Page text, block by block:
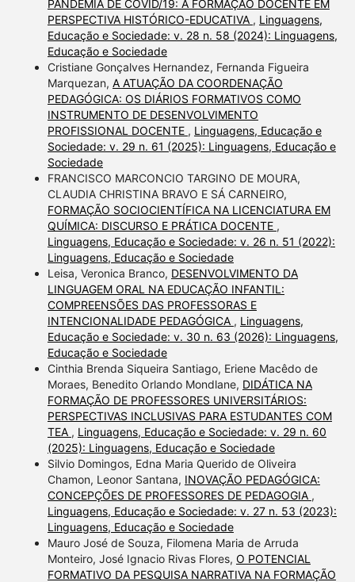
PANDEMIA DE COVID/19: A FORMAÇÃO DOCENTE EM
PERSPECTIVA HISTÓRICO-EDUCATIVA , Linguagens,
Educação e Sociedade: v. 28 n. 58 (2024): Linguagens,
Educação e Sociedade
Cristiane Gonçalves Hernandez, Fernanda Figueira
Marquezan, A ATUAÇÃO DA COORDENAÇÃO
PEDAGÓGICA: OS DIÁRIOS FORMATIVOS COMO
INSTRUMENTO DE DESENVOLVIMENTO
PROFISSIONAL DOCENTE , Linguagens, Educação e
Sociedade: v. 29 n. 61 (2025): Linguagens, Educação e
Sociedade
FRANCISCO MARCONCIO TARGINO DE MOURA,
CLAUDIA CHRISTINA BRAVO E SÁ CARNEIRO,
FORMAÇÃO SOCIOCIENTÍFICA NA LICENCIATURA EM
QUÍMICA: DISCURSO E PRÁTICA DOCENTE ,
Linguagens, Educação e Sociedade: v. 26 n. 51 (2022):
Linguagens, Educação e Sociedade
Leisa, Veronica Branco, DESENVOLVIMENTO DA
LINGUAGEM ORAL NA EDUCAÇÃO INFANTIL:
COMPREENSÕES DAS PROFESSORAS E
INTENCIONALIDADE PEDAGÓGICA , Linguagens,
Educação e Sociedade: v. 30 n. 63 (2026): Linguagens,
Educação e Sociedade
Cinthia Brenda Siqueira Santiago, Eriene Macêdo de
Moraes, Benedito Orlando Mondlane, DIDÁTICA NA
FORMAÇÃO DE PROFESSORES UNIVERSITÁRIOS:
PERSPECTIVAS INCLUSIVAS PARA ESTUDANTES COM
TEA , Linguagens, Educação e Sociedade: v. 29 n. 60
(2025): Linguagens, Educação e Sociedade
Silvio Domingos, Edna Maria Querido de Oliveira
Chamon, Leonor Santana, INOVAÇÃO PEDAGÓGICA:
CONCEPÇÕES DE PROFESSORES DE PEDAGOGIA ,
Linguagens, Educação e Sociedade: v. 27 n. 53 (2023):
Linguagens, Educação e Sociedade
Mauro José de Souza, Filomena Maria de Arruda
Monteiro, José Ignacio Rivas Flores, O POTENCIAL
FORMATIVO DA PESQUISA NARRATIVA NA FORMAÇÃO